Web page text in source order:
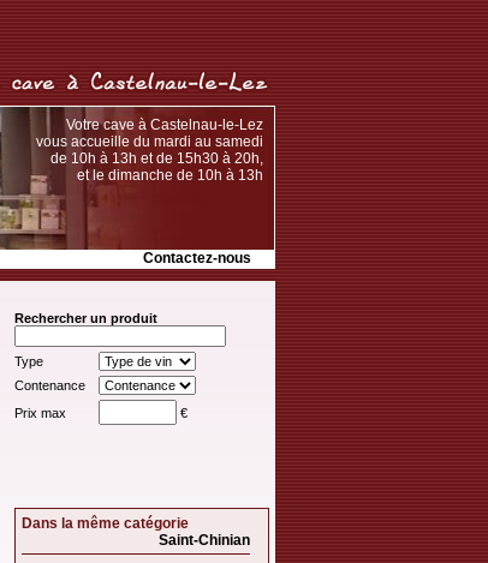
Votre cave à Castelnau-le-Lez
vous accueille du mardi au samedi
de 10h à 13h et de 15h30 à 20h,
et le dimanche de 10h à 13h
Contactez-nous
Rechercher un produit
Type
Contenance
Prix max
€
Dans la même catégorie
Saint-Chinian